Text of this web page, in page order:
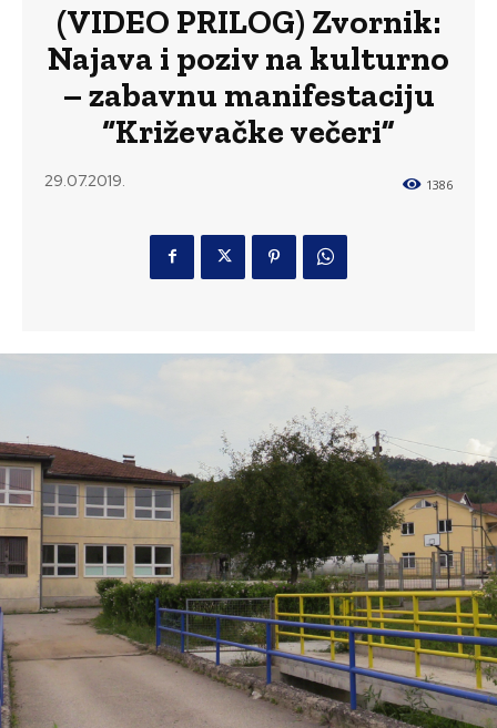
(VIDEO PRILOG) Zvornik:
Najava i poziv na kulturno
– zabavnu manifestaciju
“Križevačke večeri”
29.07.2019. 1386